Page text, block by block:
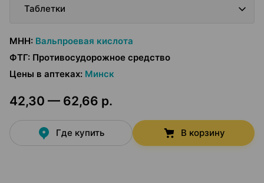
Таблетки
МНН: Вальпроевая кислота
ФТГ: Противосудорожное средство
Цены в аптеках: Минск
42,30 — 62,66 р.
Где купить В корзину